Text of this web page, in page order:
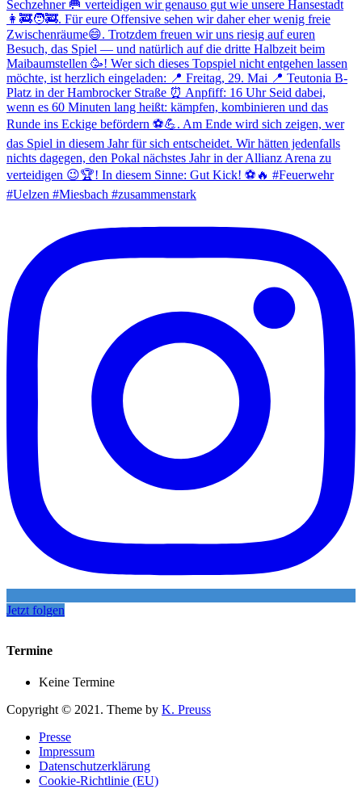
Jetzt folgen
Termine
Keine Termine
Copyright © 2021. Theme by K. Preuss
Presse
Impressum
Datenschutzerklärung
Cookie-Richtlinie (EU)